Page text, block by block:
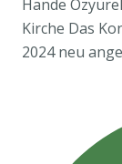
Hande
Kirche Das
2024 neu